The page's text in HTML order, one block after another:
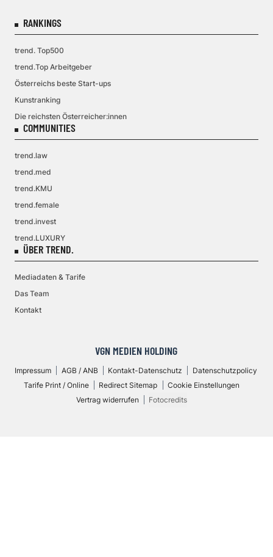
RANKINGS
trend. Top500
trend.Top Arbeitgeber
Österreichs beste Start-ups
Kunstranking
Die reichsten Österreicher:innen
COMMUNITIES
trend.law
trend.med
trend.KMU
trend.female
trend.invest
trend.LUXURY
ÜBER TREND.
Mediadaten & Tarife
Das Team
Kontakt
VGN MEDIEN HOLDING
Impressum AGB / ANB Kontakt-Datenschutz
Datenschutzpolicy
Tarife Print / Online
Redirect Sitemap
Cookie Einstellungen
Vertrag widerrufen
Fotocredits